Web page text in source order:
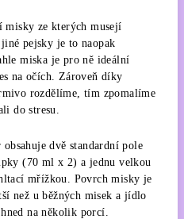
ze kterých musejí
pejsky je to naopak
miska je pro ně ideální
na očích. Zároveň díky
rozdělíme, tím zpomalíme
do stresu.
dvě standardní pole
(70 ml x 2) a jednu velkou
mřížkou. Povrch misky je
než u běžných misek a jídlo
na několik porcí.